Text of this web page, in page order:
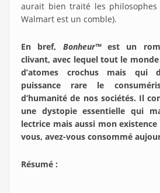
aurait bien traité les
Walmart est un comble).
En bref, Bonheur™est un
clivant, avec lequel tout le
d’atomes crochus mais qui
puissance rare le
d’humanité de nos sociétés. Il
une dystopie essentielle qui
lectrice mais aussi mon
vous, avez-vous consommé
Résumé :